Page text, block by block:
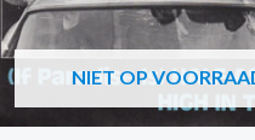
NIET OP